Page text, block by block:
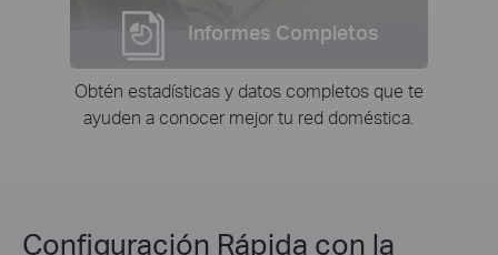
Informes Completos
Obtén estadísticas y datos completos que te
ayuden a conocer mejor tu red doméstica.
Configuración Rápida con la